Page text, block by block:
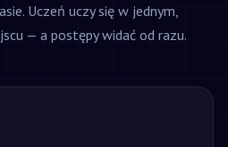
Uczeń uczy się w jednym,
— a postępy widać od razu.